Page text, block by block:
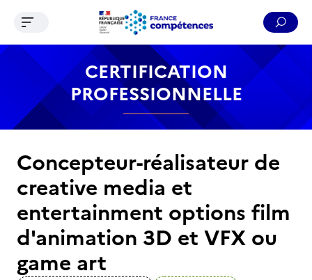
Contenu Recherche Menu Pied de page
Ouvrir le menu de navigation
CERTIFICATION
PROFESSIONNELLE
Concepteur-réalisateur de
creative media et
entertainment options film
d'animation 3D et VFX ou
game art